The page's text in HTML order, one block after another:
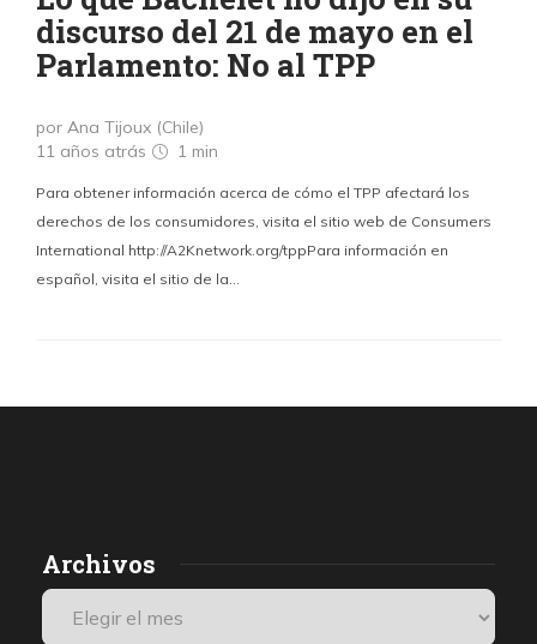
discurso del 21 de mayo en el
Parlamento: No al TPP
por Ana Tijoux (Chile)
11 años atrás
1 min
Para obtener información acerca de cómo el TPP afectará los
derechos de los consumidores, visita el sitio web de Consumers
International http://A2Knetwork.org/tppPara información en
español, visita el sitio de la…
Archivos